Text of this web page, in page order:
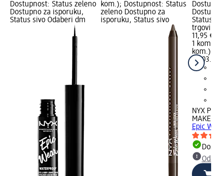
Dostupnost: Status zeleno
Dostupno za isporuku,
Status sivo Odaberi dm
kom.); Dostupnost: Status
zeleno Dostupno za
isporuku, Status sivo
Status
trgovinu
11,95 €
1 kom.
kom.)
NYX
MAKEUP
Epic